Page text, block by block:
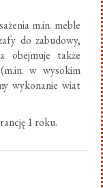
m.in. meble
do zabudowy,
obejmuje także
w wysokim
wykonanie wiat
1 roku.